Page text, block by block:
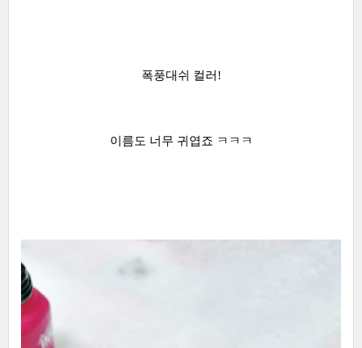
폭풍대쉬 컬러!
이름도 너무 귀엽죠 ㅋㅋㅋ